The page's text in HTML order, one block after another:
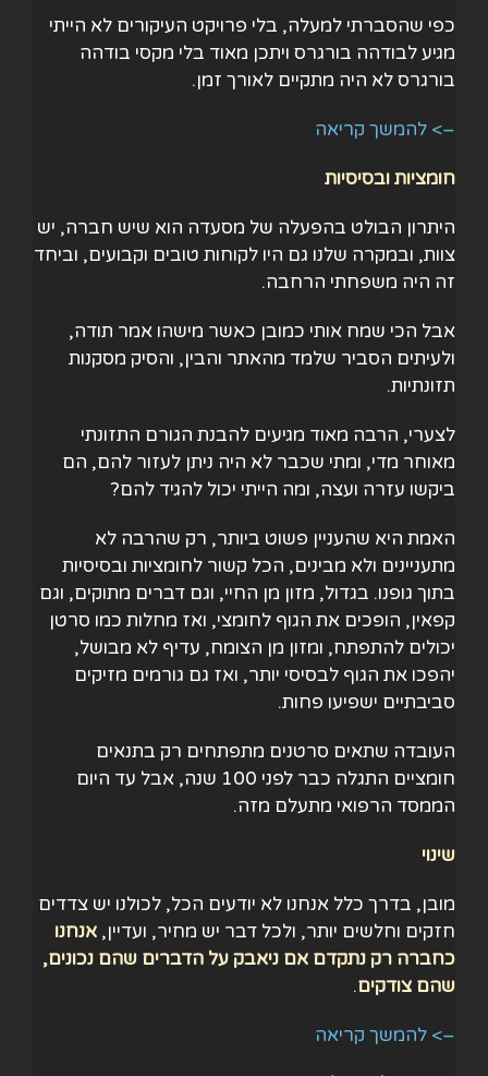
כפי שהסברתי למעלה, בלי פרויקט העיקורים לא הייתי
מגיע לבודהה בורגרס ויתכן מאוד בלי מקסי בודהה
בורגרס לא היה מתקיים לאורך זמן.
–> להמשך קריאה
חומציות ובסיסיות
היתרון הבולט בהפעלה של מסעדה הוא שיש חברה, יש
צוות, ובמקרה שלנו גם היו לקוחות טובים וקבועים, וביחד
זה היה משפחתי הרחבה.
אבל הכי שמח אותי כמובן כאשר מישהו אמר תודה,
ולעיתים הסביר שלמד מהאתר והבין, והסיק מסקנות
תזונתיות.
לצערי, הרבה מאוד מגיעים להבנת הגורם התזונתי
מאוחר מדי, ומתי שכבר לא היה ניתן לעזור להם, הם
ביקשו עזרה ועצה, ומה הייתי יכול להגיד להם?
האמת היא שהעניין פשוט ביותר, רק שהרבה לא
מתעניינים ולא מבינים, הכל קשור לחומציות ובסיסיות
בתוך גופנו. בגדול, מזון מן החיי, וגם דברים מתוקים, וגם
קפאין, הופכים את הגוף לחומצי, ואז מחלות כמו סרטן
יכולים להתפתח, ומזון מן הצומח, עדיף לא מבושל,
יהפכו את הגוף לבסיסי יותר, ואז גם גורמים מזיקים
סביבתיים ישפיעו פחות.
העובדה שתאים סרטנים מתפתחים רק בתנאים
חומציים התגלה כבר לפני 100 שנה, אבל עד היום
הממסד הרפואי מתעלם מזה.
שינוי
מובן, בדרך כלל אנחנו לא יודעים הכל, לכולנו יש צדדים
חזקים וחלשים יותר, ולכל דבר יש מחיר, ועדיין, אנחנו
כחברה רק נתקדם אם ניאבק על הדברים שהם נכונים,
שהם צודקים.
–> להמשך קריאה